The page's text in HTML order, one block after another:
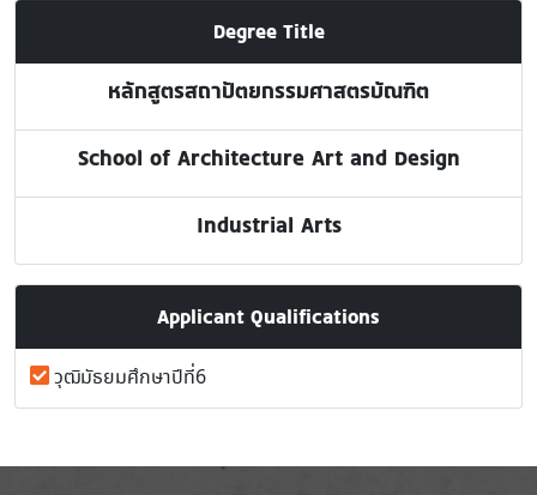
Degree Title
หลักสูตรสถาปัตยกรรมศาสตรบัณฑิต
School of Architecture Art and Design
Industrial Arts
Applicant Qualifications
วุฒิมัธยมศึกษาปีที่6